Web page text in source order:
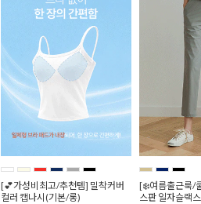
[💕가성비최고/추천템] 밀착커버
컬러 캡나시(기본/롱)
[❄️여름출근룩/
스판 일자슬랙스